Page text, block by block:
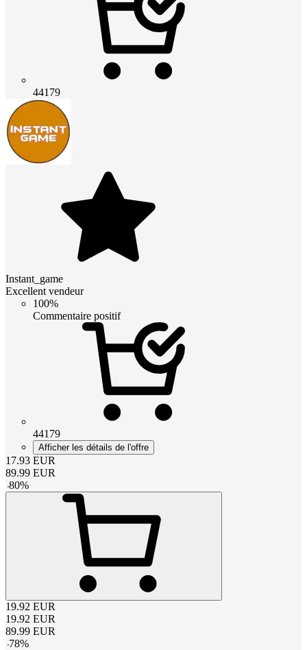
44179
Instant_game
Excellent vendeur
100%
Commentaire positif
44179
Afficher les détails de l'offre
17.93 EUR
89.99 EUR
-80%
19.92 EUR
19.92 EUR
89.99 EUR
-78%